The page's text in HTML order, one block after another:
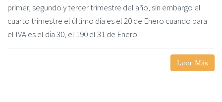
primer, segundo y tercer trimestre del año, sin embargo el
cuarto trimestre el último día es el 20 de Enero cuando para
el IVA es el día 30, el 190 el 31 de Enero.
Leer Más